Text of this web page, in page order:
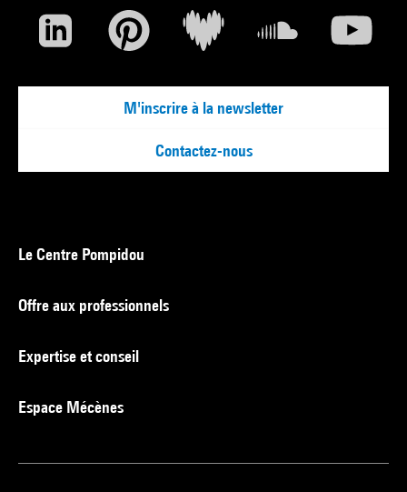
M'inscrire à la newsletter
Contactez-nous
Le Centre Pompidou
Offre aux professionnels
Expertise et conseil
Espace Mécènes